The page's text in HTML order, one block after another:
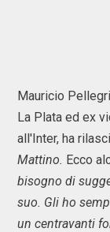
Mauricio
La Plata ed ex
all'Inter, ha
Mattino. Ecco
bisogno di
suo. Gli ho
un centravanti